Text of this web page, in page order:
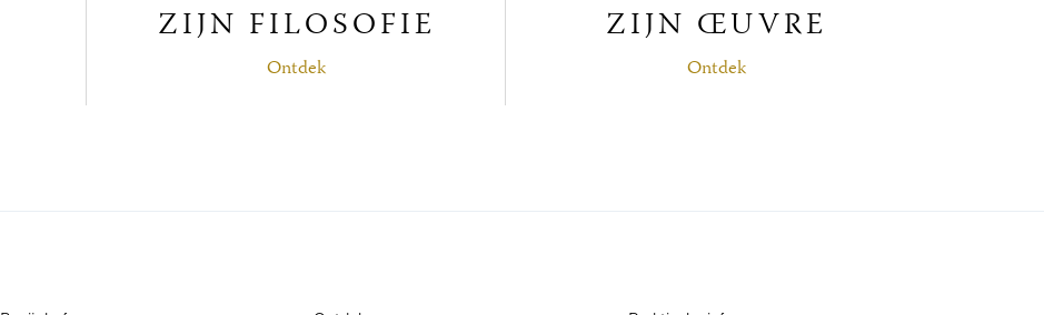
ZIJN FILOSOFIE
Ontdek
ZIJN ŒUVRE
Ontdek